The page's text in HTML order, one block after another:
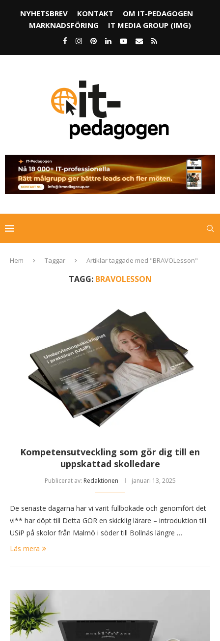
NYHETSBREV KONTAKT
OM IT-PEDAGOGEN
MARKNADSFÖRING
IT MEDIA GROUP (IMG)
Hem Taggar Artiklar taggade med "BRAVOLesson"
TAGG: BRAVOLESSON
Kompetensutveckling som gör dig till en
uppskattad skolledare
Publicerat av: Redaktionen januari 13, 2025
De senaste dagarna har vi varit fullbokade och genomfört det
vi** har döpt till Detta GÖR en skicklig lärare – introduktion till
USiP på skolor från Malmö i söder till Bollnäs längre …
Läs mera